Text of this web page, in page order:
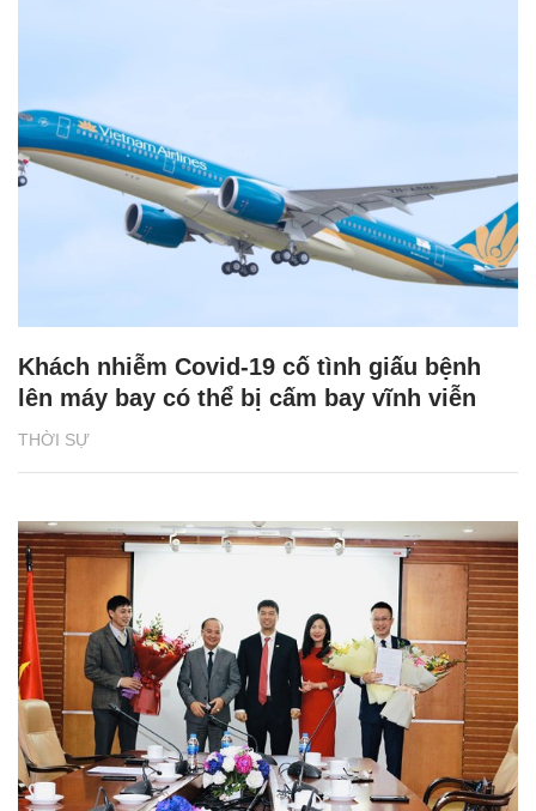
THỜI SỰ
Khách nhiễm Covid-19 cố tình giấu bệnh
lên máy bay có thể bị cấm bay vĩnh viễn